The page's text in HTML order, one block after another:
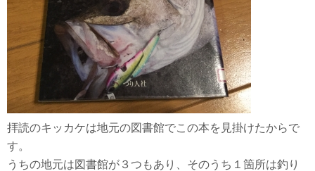
拝読のキッカケは地元の図書館でこの本を見掛けたからで
す。
うちの地元は図書館が３つもあり、そのうち１箇所は釣り